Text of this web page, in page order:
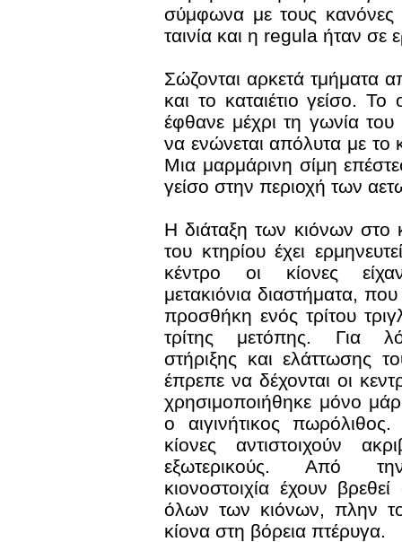
σύμφωνα με τους
ταινία και η regula ήταν
Σώζονται αρκετά τμήματα
και το καταιέτιο γείσο. Το
έφθανε μέχρι τη γωνία του
να ενώνεται απόλυτα με το
Μια μαρμάρινη σίμη
γείσο στην περιοχή των
Η διάταξη των κιόνων στο
του κτηρίου έχει
κέντρο οι κίονες
μετακιόνια διαστήματα,
προσθήκη ενός τρίτου
τρίτης μετόπης. Για
στήριξης και ελάττωσης
έπρεπε να δέχονται οι
χρησιμοποιήθηκε μόνο
ο αιγινήτικος πωρόλιθος.
κίονες αντιστοιχούν
εξωτερικούς. Από
κιονοστοιχία έχουν βρεθεί
όλων των κιόνων, πλην
κίονα στη βόρεια πτέρυγα.